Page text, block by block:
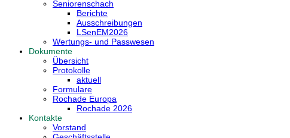
Seniorenschach
Berichte
Ausschreibungen
LSenEM2026
Wertungs- und Passwesen
Dokumente
Übersicht
Protokolle
aktuell
Formulare
Rochade Europa
Rochade 2026
Kontakte
Vorstand